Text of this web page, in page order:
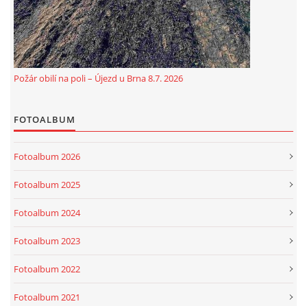
Požár obilí na poli – Újezd u Brna 8.7. 2026
FOTOALBUM
Fotoalbum 2026
Fotoalbum 2025
Fotoalbum 2024
Fotoalbum 2023
Fotoalbum 2022
Fotoalbum 2021